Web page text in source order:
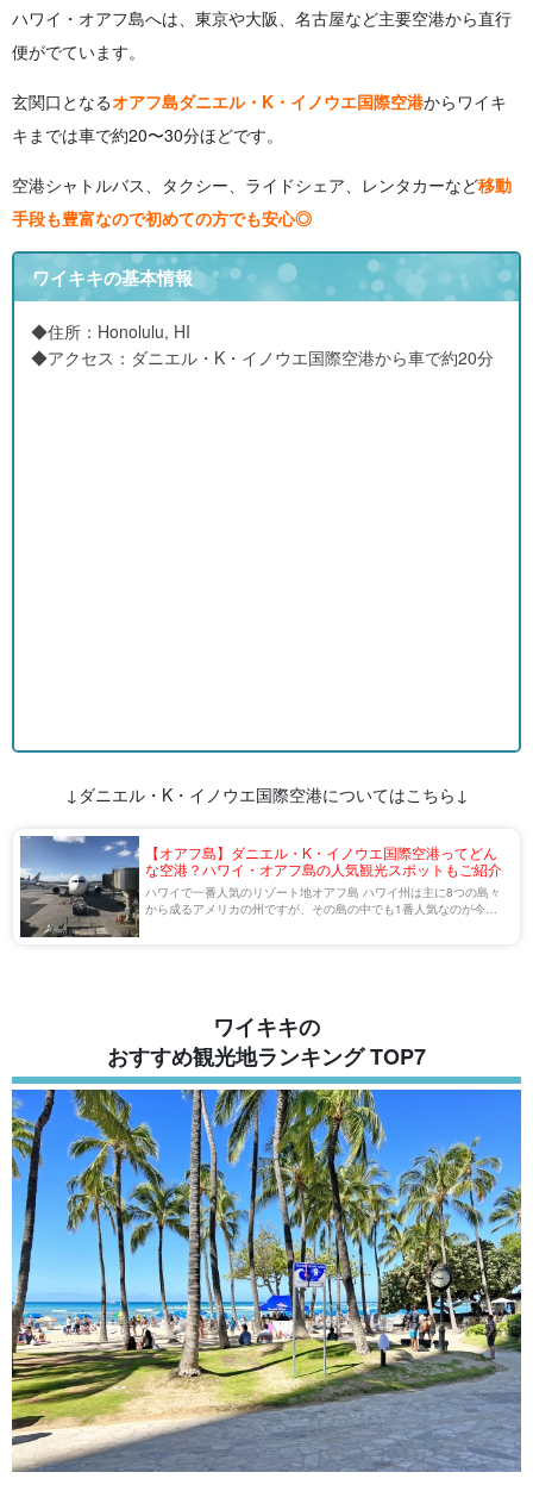
ハワイ・オアフ島へは、東京や大阪、名古屋など主要空港から直行
便がでています。
玄関口となるオアフ島ダニエル・K・イノウエ国際空港からワイキ
キまでは車で約20〜30分ほどです。
空港シャトルバス、タクシー、ライドシェア、レンタカーなど移動
手段も豊富なので初めての方でも安心◎
ワイキキの基本情報
◆住所：Honolulu, HI
◆アクセス：ダニエル・K・イノウエ国際空港から車で約20分
↓ダニエル・K・イノウエ国際空港についてはこちら↓
【オアフ島】ダニエル・K・イノウエ国際空港ってどん
な空港？ハワイ・オアフ島の人気観光スポットもご紹介
ハワイで一番人気のリゾート地オアフ島 ハワイ州は主に8つの島々
から成るアメリカの州ですが、その島の中でも1番人気なのが今回
ワイキキの
おすすめ観光地ランキング TOP7